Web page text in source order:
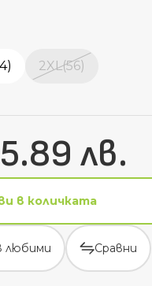
2XL(56)
лв.
в количката
любими Сравни